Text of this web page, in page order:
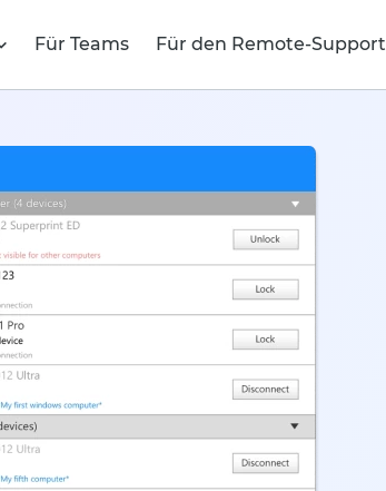
Für Teams Für den Remote-Support